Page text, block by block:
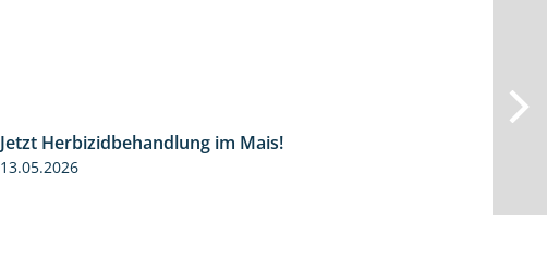
Jetzt Herbizidbehandlung im Mais!
13.05.2026